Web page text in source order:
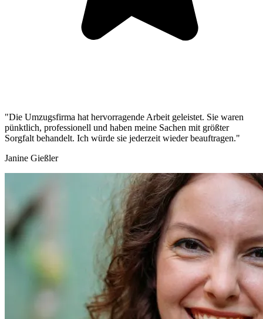
"Die Umzugsfirma hat hervorragende Arbeit geleistet. Sie waren
pünktlich, professionell und haben meine Sachen mit größter
Sorgfalt behandelt. Ich würde sie jederzeit wieder beauftragen."
Janine Gießler